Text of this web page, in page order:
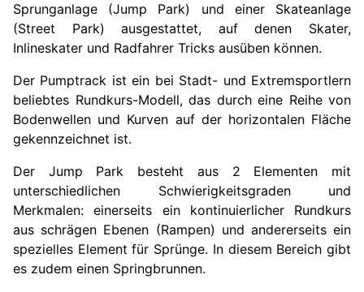
Sprunganlage (Jump Park) und einer Skateanlage
(Street Park) ausgestattet, auf denen Skater,
Inlineskater und Radfahrer Tricks ausüben können.
Der Pumptrack ist ein bei Stadt- und Extremsportlern
beliebtes Rundkurs-Modell, das durch eine Reihe von
Bodenwellen und Kurven auf der horizontalen Fläche
gekennzeichnet ist.
Der Jump Park besteht aus 2 Elementen mit
unterschiedlichen Schwierigkeitsgraden und
Merkmalen: einerseits ein kontinuierlicher Rundkurs
aus schrägen Ebenen (Rampen) und andererseits ein
spezielles Element für Sprünge. In diesem Bereich gibt
es zudem einen Springbrunnen.